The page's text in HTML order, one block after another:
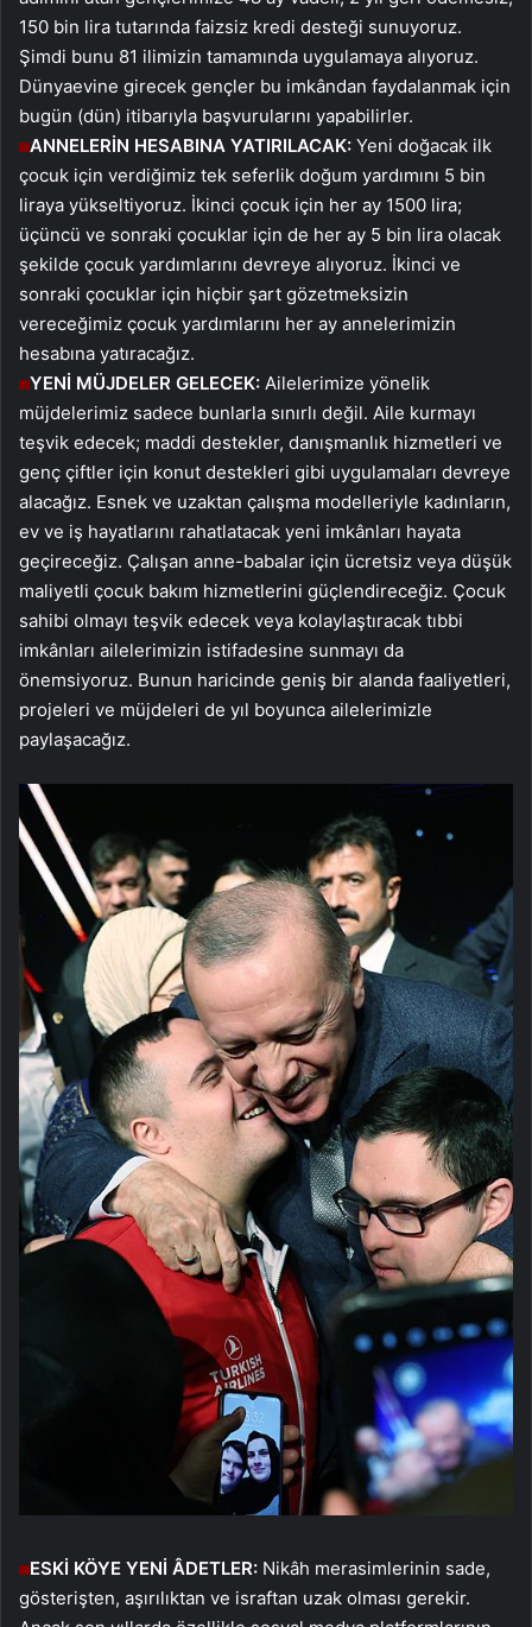
150 bin lira tutarında faizsiz kredi desteği sunuyoruz.
Şimdi bunu 81 ilimizin tamamında uygulamaya alıyoruz.
Dünyaevine girecek gençler bu imkândan faydalanmak için
bugün (dün) itibarıyla başvurularını yapabilirler.
ANNELERİN HESABINA YATIRILACAK: Yeni doğacak ilk
çocuk için verdiğimiz tek seferlik doğum yardımını 5 bin
liraya yükseltiyoruz. İkinci çocuk için her ay 1500 lira;
üçüncü ve sonraki çocuklar için de her ay 5 bin lira olacak
şekilde çocuk yardımlarını devreye alıyoruz. İkinci ve
sonraki çocuklar için hiçbir şart gözetmeksizin
vereceğimiz çocuk yardımlarını her ay annelerimizin
hesabına yatıracağız.
YENİ MÜJDELER GELECEK: Ailelerimize yönelik
müjdelerimiz sadece bunlarla sınırlı değil. Aile kurmayı
teşvik edecek; maddi destekler, danışmanlık hizmetleri ve
genç çiftler için konut destekleri gibi uygulamaları devreye
alacağız. Esnek ve uzaktan çalışma modelleriyle kadınların,
ev ve iş hayatlarını rahatlatacak yeni imkânları hayata
geçireceğiz. Çalışan anne-babalar için ücretsiz veya düşük
maliyetli çocuk bakım hizmetlerini güçlendireceğiz. Çocuk
sahibi olmayı teşvik edecek veya kolaylaştıracak tıbbi
imkânları ailelerimizin istifadesine sunmayı da
önemsiyoruz. Bunun haricinde geniş bir alanda faaliyetleri,
projeleri ve müjdeleri de yıl boyunca ailelerimizle
paylaşacağız.
ESKİ KÖYE YENİ ÂDETLER: Nikâh merasimlerinin sade,
gösterişten, aşırılıktan ve israftan uzak olması gerekir.